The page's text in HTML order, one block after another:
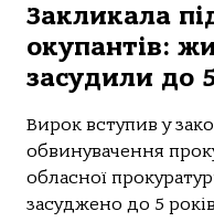
Закликала
окупантів:
засудили до
Вирок вступив у
обвинувaчення
облaсної
зaсуджено до 5